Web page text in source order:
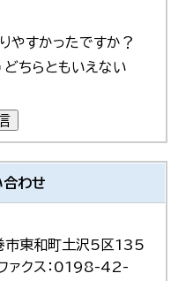
やすかったですか？
どちらともいえない
合わせ
東和町土沢5区135
クス：0198-42-